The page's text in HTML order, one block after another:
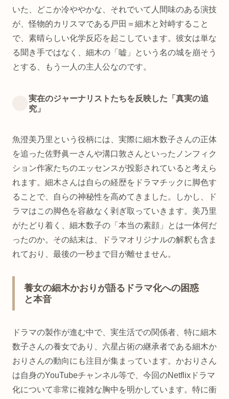
いた、どこか冷ややかな、それでいて人間味のある演技
が、怪物的カリスマである戸田＝細木と対峙すること
で、素晴らしい化学反応を起こしています。彼女は単な
る聞き手ではなく、細木の「嘘」という名の城を崩そう
とする、もう一人の主人公なのです。
実在のジャーナリストたちを反映した「真実の追
究」
魚澄美乃里という役柄には、実際に細木数子さんの正体
を追った佐野眞一さんや溝口敦さんといったノンフィク
ション作家たちのエッセンスが投影されていると考えら
れます。細木さんは自らの経歴をドラマチックに脚色す
ることで、自らの神秘性を高めてきました。しかし、ド
ラマはこの脚色を容赦なく剥ぎ取っていきます。美乃里
がたどり着く、細木数子の「本当の素顔」とは一体何だ
ったのか。その結末は、ドラマオリジナルの解釈も含ま
れており、最後の一秒まで目が離せません。
養女の細木かおりが語るドラマ化への困惑
と本音
ドラマの製作が進む中で、実生活での関係者、特に細木
数子さんの養女であり、六星占術の継承者である細木か
おりさんの動向にも注目が集まっています。かおりさん
は自身のYouTubeチャンネル等で、今回のNetflixドラマ
化について非常に複雑な胸中を明かしています。特に衝